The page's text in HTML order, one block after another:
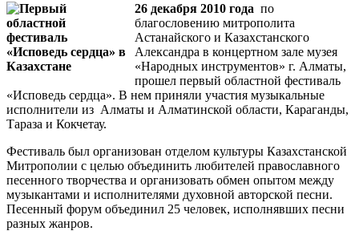
26 декабря 2010 года по
благословению митрополита
Астанайского и Казахстанского
Александра в концертном зале музея
«Народных инструментов» г. Алматы,
прошел первый областной фестиваль
«Исповедь сердца». В нем приняли участия музыкальные
исполнители из Алматы и Алматинской области, Караганды,
Тараза и Кокчетау.
Фестиваль был организован отделом культуры Казахстанской
Митрополии с целью объединить любителей православного
песенного творчества и организовать обмен опытом между
музыкантами и исполнителями духовной авторской песни.
Песенный форум объединил 25 человек, исполнявших песни
разных жанров.